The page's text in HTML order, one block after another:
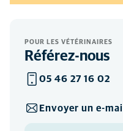
POUR LES VÉTÉRINAIRES
Référez-nous
05 46 27 16 02
Envoyer un e-mail